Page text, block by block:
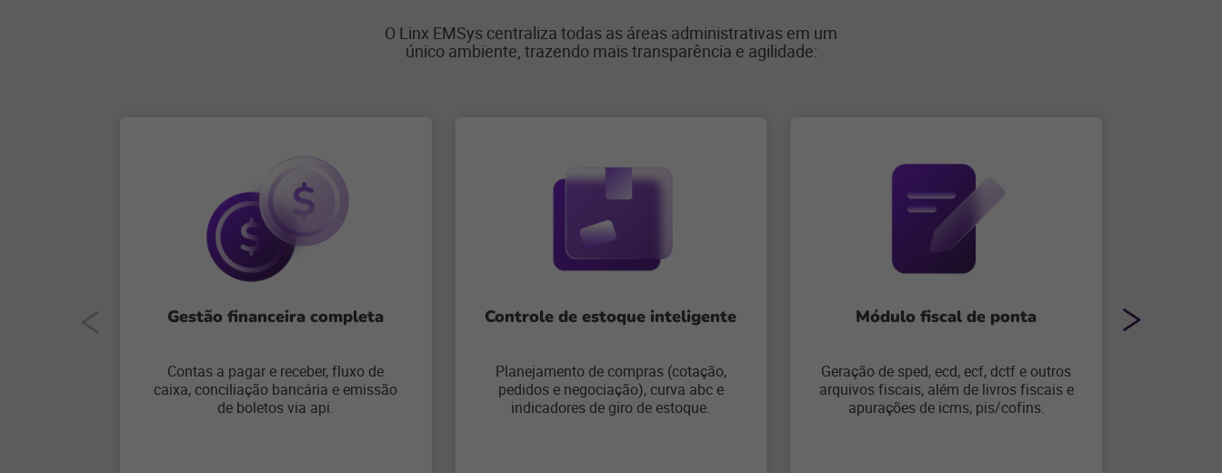
O Linx EMSys centraliza todas as áreas administrativas em um
único ambiente, trazendo mais transparência e agilidade:
Gestão financeira completa
Contas a pagar e receber, fluxo de
caixa, conciliação bancária e emissão
de boletos via api.
Controle de estoque inteligente
Planejamento de compras (cotação,
pedidos e negociação), curva abc e
indicadores de giro de estoque.
Módulo fiscal de ponta
Geração de sped, ecd, ecf, dctf e outros
arquivos fiscais, além de livros fiscais e
apurações de icms, pis/cofins.